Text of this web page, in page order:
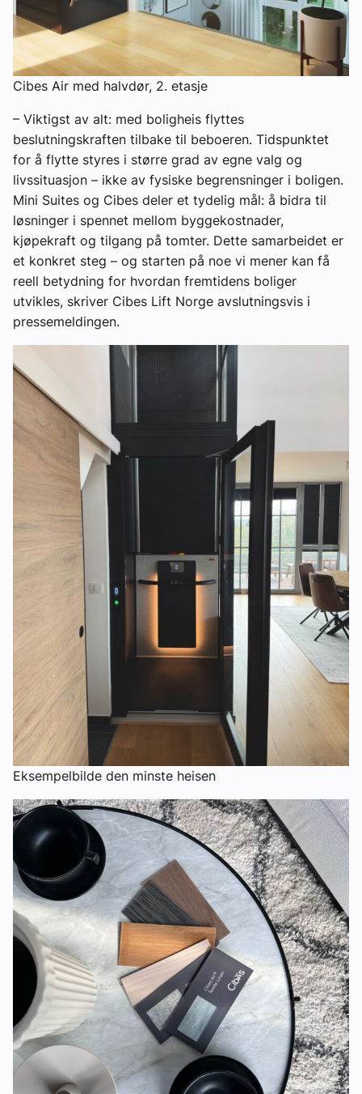
Cibes Air med halvdør, 2. etasje
– Viktigst av alt: med boligheis flyttes
beslutningskraften tilbake til beboeren. Tidspunktet
for å flytte styres i større grad av egne valg og
livssituasjon – ikke av fysiske begrensninger i boligen.
Mini Suites og Cibes deler et tydelig mål: å bidra til
løsninger i spennet mellom byggekostnader,
kjøpekraft og tilgang på tomter. Dette samarbeidet er
et konkret steg – og starten på noe vi mener kan få
reell betydning for hvordan fremtidens boliger
utvikles, skriver Cibes Lift Norge avslutningsvis i
pressemeldingen.
Eksempelbilde den minste heisen